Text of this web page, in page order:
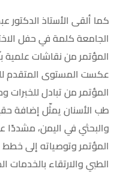
كما ألقى الأستاذ الدكتور
الجامعة كلمة في حفل
المؤتمر من نقاشات علمية
عكست المستوى المتقدم
المؤتمر من تبادل
طب الأسنان يمثّل إضافة
والبحثي في اليمن،
المؤتمر وتوصياته إلى
الطبي والارتقاء